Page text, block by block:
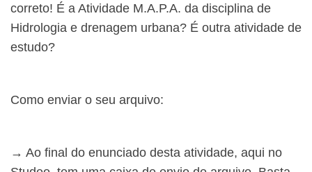
correto! É a Atividade M.A.P.A. da disciplina de
Hidrologia e drenagem urbana? É outra atividade de
estudo?
Como enviar o seu arquivo:
→ Ao final do enunciado desta atividade, aqui no